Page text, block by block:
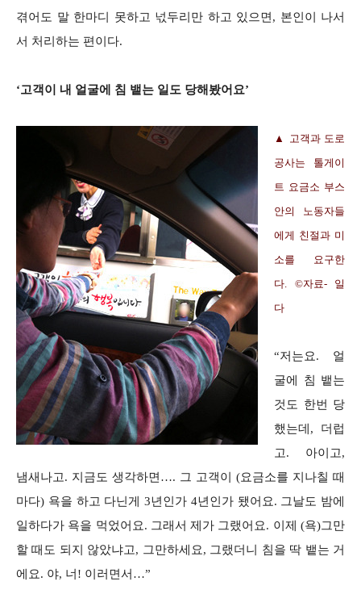
겪어도 말 한마디 못하고 넋두리만 하고 있으면, 본인이 나서
서 처리하는 편이다.
‘고객이 내 얼굴에 침 뱉는 일도 당해봤어요’
▲ 고객과 도로
공사는 톨게이
트 요금소 부스
안의 노동자들
에게 친절과 미
소를 요구한
다. ©자료- 일
다
“저는요. 얼
굴에 침 뱉는
것도 한번 당
했는데, 더럽
고. 아이고,
냄새나고. 지금도 생각하면…. 그 고객이 (요금소를 지나칠 때
마다) 욕을 하고 다닌게 3년인가 4년인가 됐어요. 그날도 밤에
일하다가 욕을 먹었어요. 그래서 제가 그랬어요. 이제 (욕)그만
할 때도 되지 않았냐고, 그만하세요, 그랬더니 침을 딱 뱉는 거
에요. 야, 너! 이러면서…”